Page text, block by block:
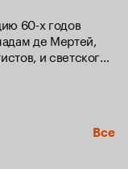
60-х годов
де Мертей,
и светского
ходом, который
друг
людей, играть Все